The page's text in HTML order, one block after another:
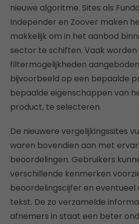
nieuwe algoritme. Sites als
Independer en Zoover maken
makkelijk om in het aanbod
sector te schiften. Vaak
filtermogelijkheden
bijvoorbeeld op een bepaalde
bepaalde eigenschappen van
product, te selecteren.
De nieuwere vergelijkingssites
waren bovendien aan met
beoordelingen. Gebruikers
verschillende kenmerken
beoordelingscijfer en eventueel
tekst. De zo verzamelde
afnemers in staat een beter